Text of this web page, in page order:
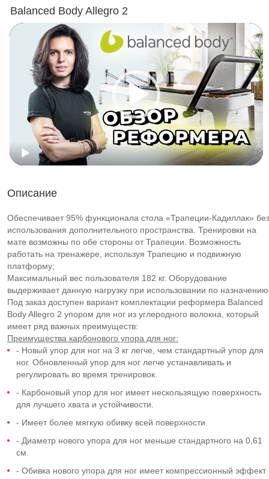
Balanced Body Allegro 2
Описание
Обеспечивает 95% функционала стола «Трапеции-Кадиллак» без
использования дополнительного пространства. Тренировки на
мате возможны по обе стороны от Трапеции. Возможность
работать на тренажере, используя Трапецию и подвижную
платформу;
Максимальный вес пользователя 182 кг. Оборудование
выдерживает данную нагрузку при использовании по
Под заказ доступен вариант комплектации реформера Balanced
Body Allegro 2 упором для ног из углеродного волокна, который
имеет ряд важных преимуществ:
Преимущества карбонового упора для ног:
- Новый упор для ног на 3 кг легче, чем стандартный упор для
ног. Обновленный упор для ног легче устанавливать и
регулировать во время тренировок.
- Карбоновый упор для ног имеет нескользящую поверхность
для лучшего хвата и устойчивости.
- Имеет более мягкую обивку всей поверхности.
- Диаметр нового упора для ног меньше стандартного на 0,61
см.
- Обивка нового упора для ног имеет компрессионный эффект